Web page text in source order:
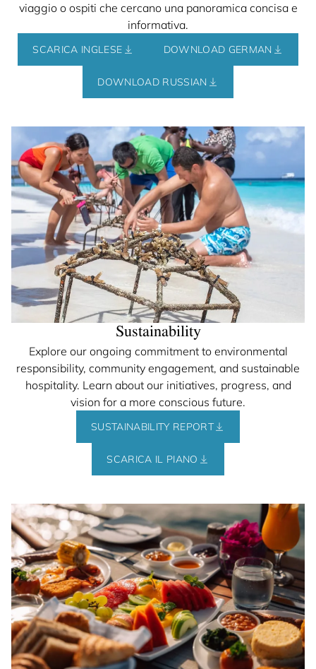
viaggio o ospiti che cercano una panoramica concisa e
informativa.
SCARICA INGLESE DOWNLOAD GERMAN
DOWNLOAD RUSSIAN
Sustainability
Explore our ongoing commitment to environmental
responsibility, community engagement, and sustainable
hospitality. Learn about our initiatives, progress, and
vision for a more conscious future.
SUSTAINABILITY REPORT
SCARICA IL PIANO